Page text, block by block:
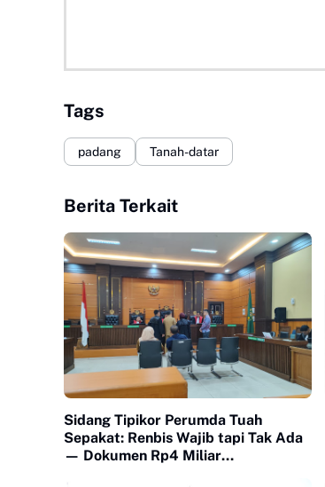
Tags
padang Tanah-datar
Berita Terkait
Sidang Tipikor Perumda Tuah
Sepakat: Renbis Wajib tapi Tak Ada
— Dokumen Rp4 Miliar